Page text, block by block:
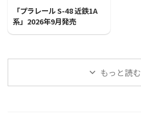
「プラレール S-48 近鉄1A
系」2026年9月発売
もっと読む